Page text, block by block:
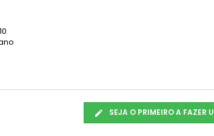
SEJA O PRIMEIRO A FAZER